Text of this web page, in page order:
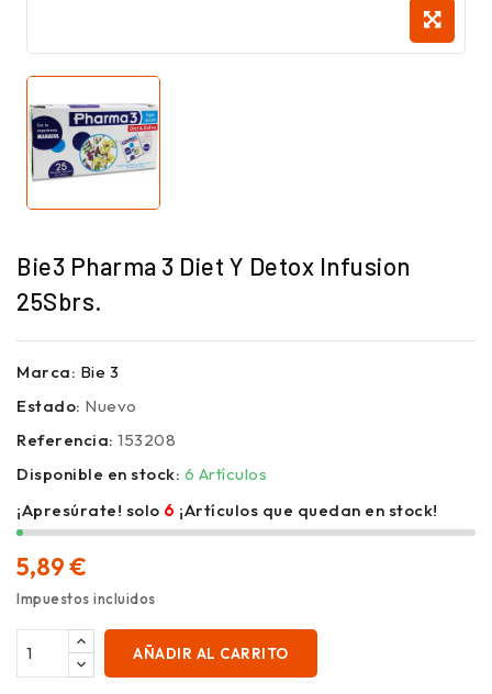
Bie3 Pharma 3 Diet Y Detox Infusion
25Sbrs.
Marca: Bie 3
Estado: Nuevo
Referencia: 153208
Disponible en stock: 6 Artículos
¡Apresúrate! solo 6 ¡Artículos que quedan en stock!
5,89 €
Impuestos incluidos
AÑADIR AL CARRITO